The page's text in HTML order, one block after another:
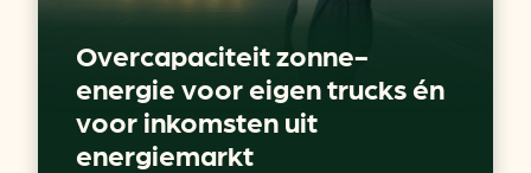
Overcapaciteit zonne-
energie voor eigen trucks én
voor inkomsten uit
energiemarkt